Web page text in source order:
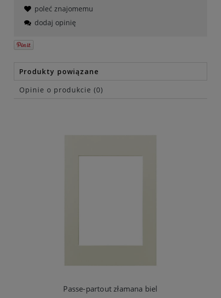
poleć znajomemu
dodaj opinię
Produkty powiązane
Opinie o produkcie (0)
Passe-partout złamana biel